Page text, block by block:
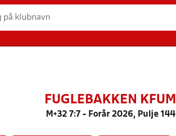
FUGLEBAKKEN KFUM
M+32 7:7 - Forår 2026, Pulje 144